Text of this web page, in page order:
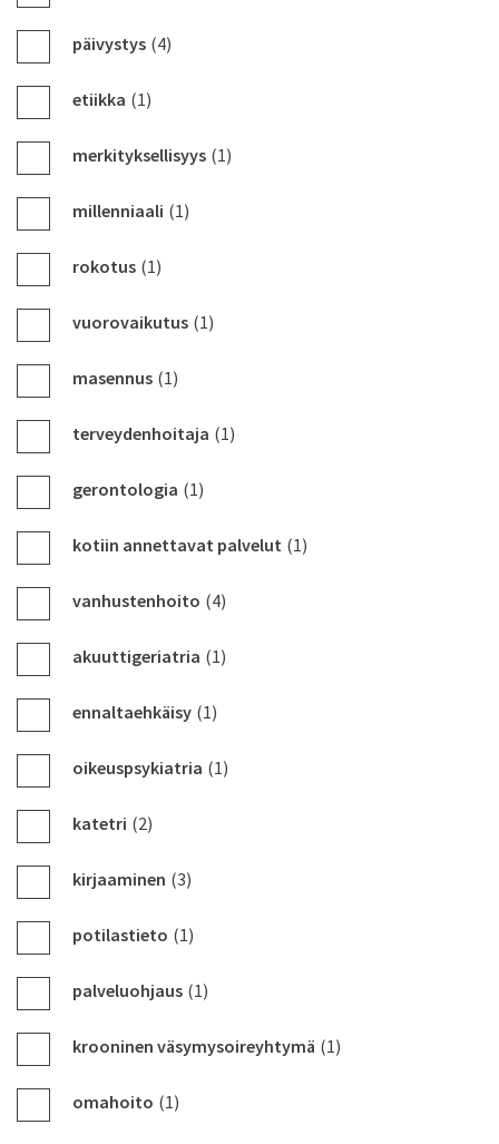
päivystys (4)
etiikka (1)
merkityksellisyys (1)
millenniaali (1)
rokotus (1)
vuorovaikutus (1)
masennus (1)
terveydenhoitaja (1)
gerontologia (1)
kotiin annettavat palvelut (1)
vanhustenhoito (4)
akuuttigeriatria (1)
ennaltaehkäisy (1)
oikeuspsykiatria (1)
katetri (2)
kirjaaminen (3)
potilastieto (1)
palveluohjaus (1)
krooninen väsymysoireyhtymä (1)
omahoito (1)